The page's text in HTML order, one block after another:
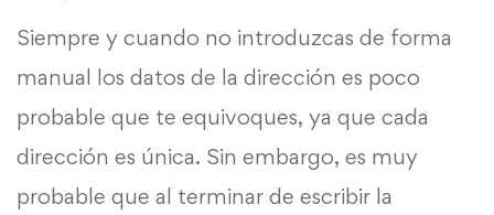
Siempre y cuando no introduzcas de forma
manual los datos de la dirección es poco
probable que te equivoques, ya que cada
dirección es única. Sin embargo, es muy
probable que al terminar de escribir la